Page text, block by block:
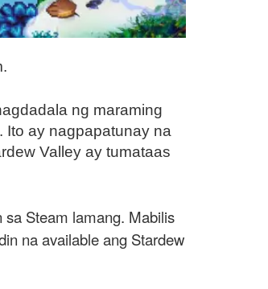
ng maraming
Ito ay nagpapatunay na
Valley ay tumataas
sa Steam lamang. Mabilis
na available ang Stardew